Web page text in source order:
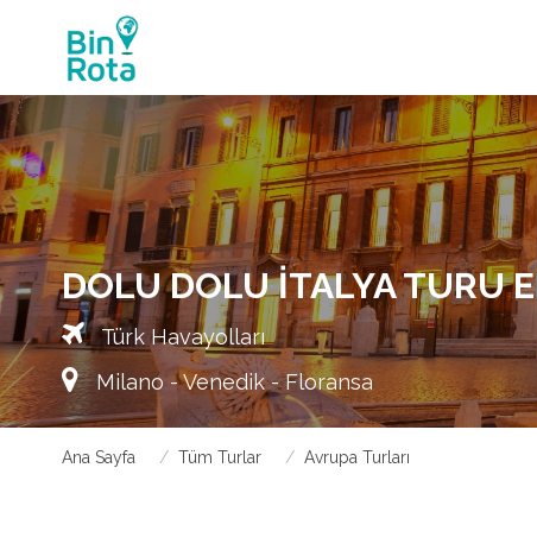
DOLU DOLU İTALYA TURU
Türk Havayolları
Milano - Venedik - Floransa
Ana Sayfa Tüm Turlar Avrupa Turları